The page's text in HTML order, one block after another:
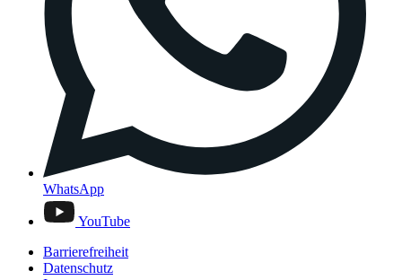
WhatsApp
YouTube
Barrierefreiheit
Datenschutz